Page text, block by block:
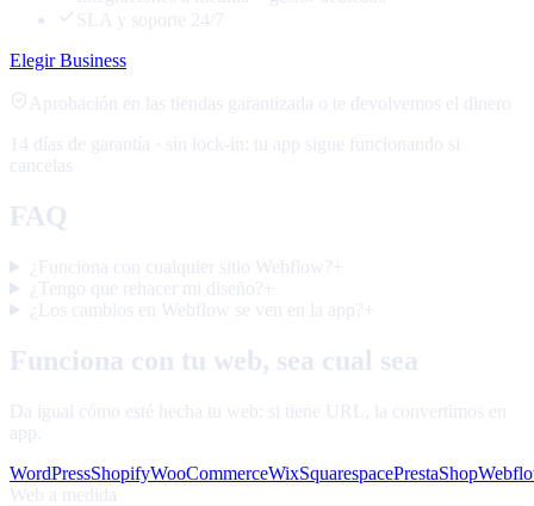
SLA y soporte 24/7
Elegir Business
Aprobación en las tiendas garantizada o te devolvemos el dinero
14 días de garantía · sin lock-in: tu app sigue funcionando si
cancelas
FAQ
¿Funciona con cualquier sitio Webflow? +
¿Tengo que rehacer mi diseño? +
¿Los cambios en Webflow se ven en la app? +
Funciona con tu web, sea cual sea
Da igual cómo esté hecha tu web: si tiene URL, la convertimos en
app.
WordPressShopifyWooCommerceWixSquarespacePrestaShop
Web a medida